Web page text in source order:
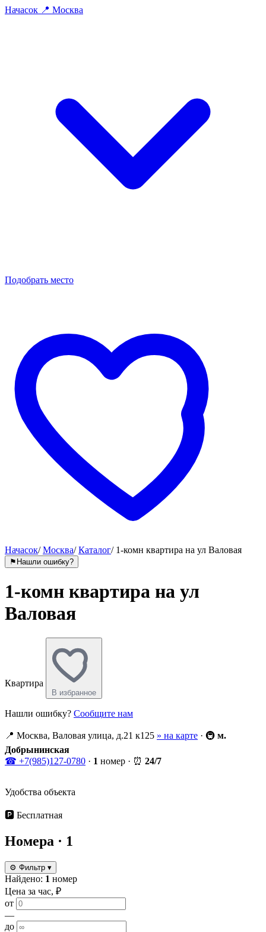
Начасок 📍 Москва
Подобрать место
Начасок/ Москва/ Каталог/ 1-комн квартира на ул Валовая
⚑ Нашли ошибку?
1-комн квартира на ул
Валовая
Квартира
В избранное
Нашли ошибку? Сообщите нам
📍 Москва, Валовая улица, д.21 к125 » на карте · 🚇 м.
Добрынинская
☎ +7(985)127-0780 · 1 номер · ⏰ 24/7
Удобства объекта
🅿️ Бесплатная
Номера · 1
⚙ Фильтр ▾
Найдено: 1 номер
Цена за час, ₽
от
—
до